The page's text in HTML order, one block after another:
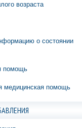
возраста
о состоянии
помощь
медицинская помощь